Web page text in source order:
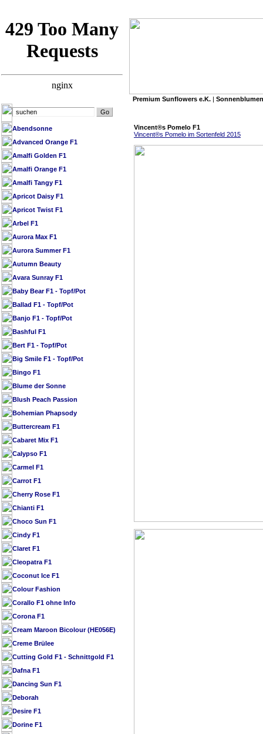
Premium Sunflowers e.K. |
Abendsonne
Advanced Orange F1
Amalfi Golden F1
Amalfi Orange F1
Amalfi Tangy F1
Apricot Daisy F1
Apricot Twist F1
Arbel F1
Aurora Max F1
Aurora Summer F1
Autumn Beauty
Avara Sunray F1
Baby Bear F1 - Topf/Pot
Ballad F1 - Topf/Pot
Banjo F1 - Topf/Pot
Bashful F1
Bert F1 - Topf/Pot
Big Smile F1 - Topf/Pot
Bingo F1
Blume der Sonne
Blush Peach Passion
Bohemian Phapsody
Buttercream F1
Cabaret Mix F1
Calypso F1
Carmel F1
Carrot F1
Cherry Rose F1
Chianti F1
Choco Sun F1
Cindy F1
Claret F1
Cleopatra F1
Coconut Ice F1
Colour Fashion
Corallo F1 ohne Info
Corona F1
Cream Maroon Bicolour (HE056E)
Creme Brülee
Cutting Gold F1 - Schnittgold F1
Dafna F1
Dancing Sun F1
Deborah
Desire F1
Dorine F1
Vincent®s Pomelo F1
Vincent®s Pomelo im Sortenfeld 2015